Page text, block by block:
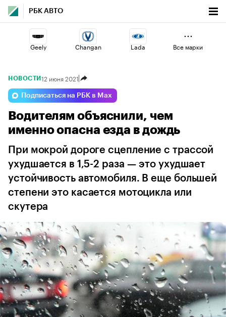
РБК АВТО
Geely Changan Lada
Volga Omoda
Haval Jaecoo Voyah
Все марки
НОВОСТИ 12 июня 2021
Подписаться на РБК в Max
Водителям объяснили, чем
именно опасна езда в дождь
При мокрой дороге сцепление с трассой
ухудшается в 1,5-2 раза — это ухудшает
устойчивость автомобиля. В еще большей
степени это касается мотоцикла или
скутера